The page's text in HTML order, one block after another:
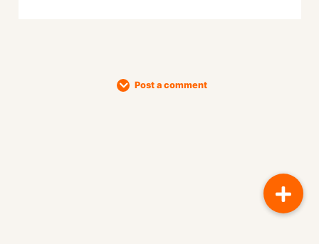
Post a comment